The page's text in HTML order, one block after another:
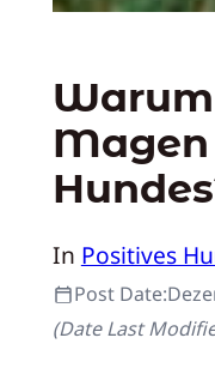
Magen
In Positives
Post Date:
(Date Last